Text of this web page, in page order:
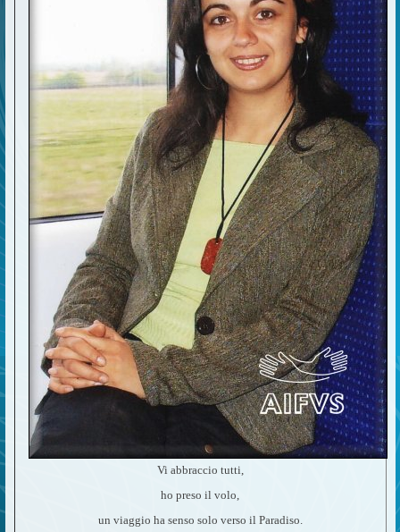
Vi abbraccio tutti,
ho preso il volo,
un viaggio ha senso solo verso il Paradiso.